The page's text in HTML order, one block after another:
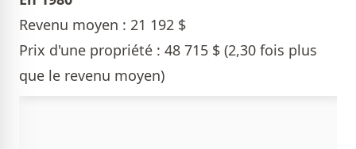
Revenu moyen : 21 192 $
Prix d'une propriété : 48 715 $ (2,30 fois plus
que le revenu moyen)